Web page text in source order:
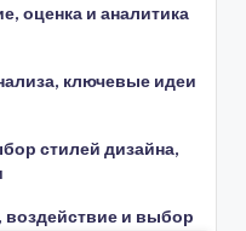
оценка и аналитика
ключевые идеи
стилей дизайна,
и выбор